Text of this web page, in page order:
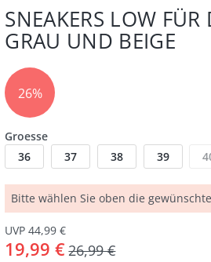
SNEAKERS LOW
GRAU UND BEIGE
26%
Groesse
36
37 38 39
Bitte wählen Sie oben die
UVP 44,99 €
19,99 € 26,99 €